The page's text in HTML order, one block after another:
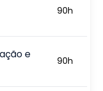
90h
e
90h